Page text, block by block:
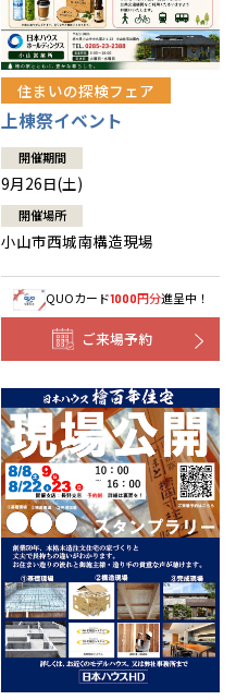
住まいの探検フェア
上棟祭イベント
開催期間
9月26日(土)
開催場所
小山市西城南構造現場
QUOカード1000円分進呈中！
ご来場予約